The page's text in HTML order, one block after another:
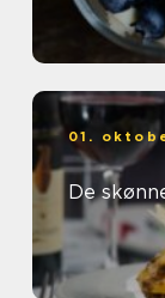
01.
De